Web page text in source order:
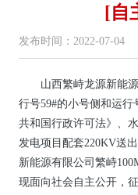
[自
发布时间： 2022-07-04
山西繁峙龙源新能
行号59#的小号侧和运
共和国行政许可法》、
发电项目配套220KV送
新能源有限公司繁峙
现面向社会自主公开，